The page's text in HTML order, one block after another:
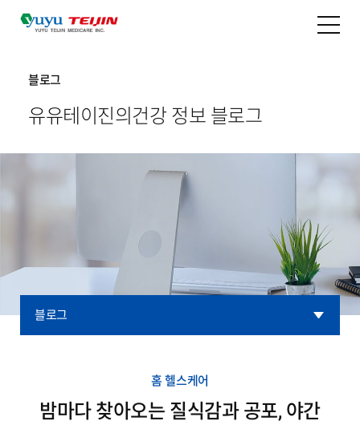
블로그
유유테이진의 건강 정보 블로그
블로그
홈 헬스케어
밤마다 찾아오는 질식감과 공포, 야간